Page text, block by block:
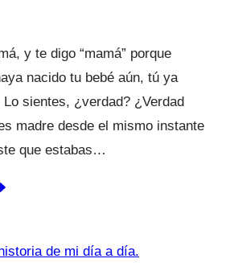
y te digo “mamá” porque
nacido tu bebé aún, tú ya
sientes, ¿verdad? ¿Verdad
madre desde el mismo instante
que estabas…